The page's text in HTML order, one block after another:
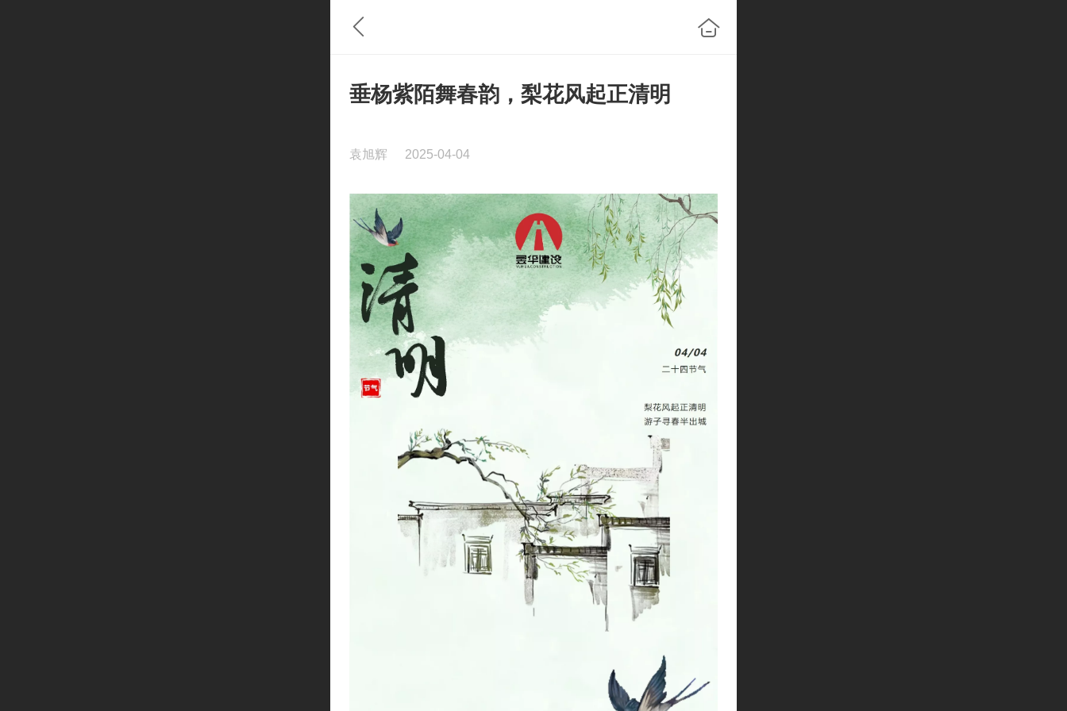
垂杨紫陌舞春韵，梨花风起正清明
袁旭辉 2025-04-04